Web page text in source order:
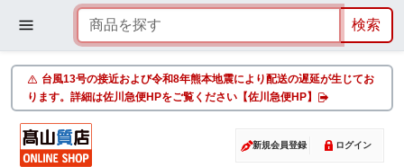
台風13号の接近および令和8年熊本地震により配送の遅延が生じてお
ります。詳細は佐川急便HPをご覧ください【佐川急便HP】
新規会員登録 ログイン